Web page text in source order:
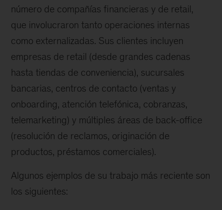
número de compañías financieras y de retail,
que involucraron tanto operaciones internas
como externalizadas. Sus clientes incluyen
empresas de retail (desde grandes cadenas
hasta tiendas de conveniencia), sucursales
bancarias, centros de contacto (ventas y
onboarding, atención telefónica, cobranzas,
telemarketing) y múltiples áreas de back-office
(resolución de reclamos, originación de
productos, préstamos comerciales).
Algunos ejemplos de su trabajo más reciente son
los siguientes: